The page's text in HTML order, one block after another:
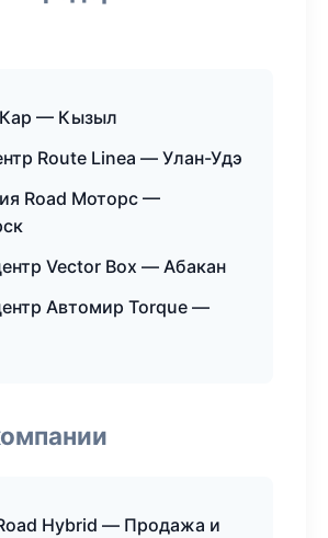
— Кызыл
Route Linea — Улан-Удэ
Road Моторс —
Vector Box — Абакан
Автомир Torque —
Road Hybrid — Продажа и